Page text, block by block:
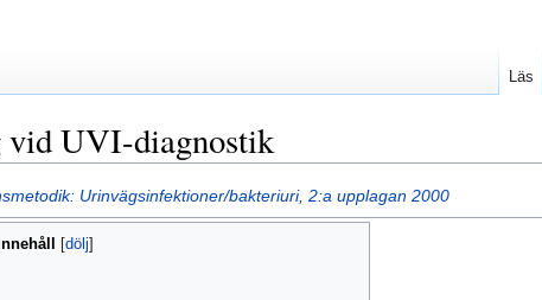
vid UVI-diagnostik
Urinvägsinfektioner/bakteriuri, 2:a upplagan 2000
Innehåll
Läs